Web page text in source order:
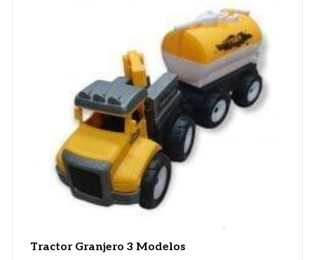
Tractor Granjero 3 Modelos